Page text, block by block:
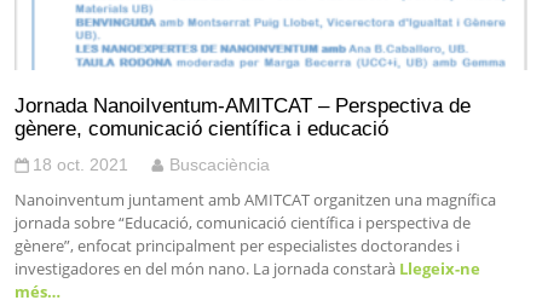
Jornada NanoiIventum-AMITCAT – Perspectiva de
gènere, comunicació científica i educació
18 oct. 2021 Buscaciència
Nanoinventum juntament amb AMITCAT organitzen una magnífica
jornada sobre “Educació, comunicació científica i perspectiva de
gènere”, enfocat principalment per especialistes doctorandes i
investigadores en del món nano. La jornada constarà Llegeix-ne
més…